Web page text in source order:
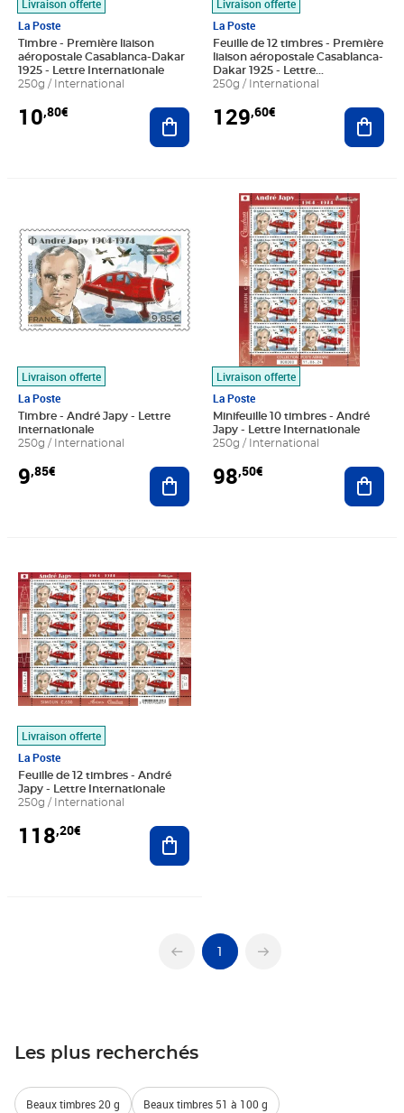
Livraison offerte
La Poste
Timbre - Première liaison
aéropostale Casablanca-Dakar
1925 - Lettre Internationale
250g / International
10,80€ Ajouter au panier
Livraison offerte
La Poste
Feuille de 12 timbres - Première
liaison aéropostale Casablanca-
Dakar 1925 - Lettre
Internationale
250g / International
129,60€
Livraison offerte
La Poste
Timbre - André Japy - Lettre
internationale
250g / International
9,85€ Ajouter au panier
Livraison offerte
La Poste
Minifeuille 10 timbres - André
Japy - Lettre Internationale
250g / International
98,50€
Prix 98,50€
Livraison offerte
La Poste
Feuille de 12 timbres - André
Japy - Lettre Internationale
250g / International
118,20€ Ajouter au panier
1
Les plus recherchés
Beaux timbres 20 g Beaux timbres 51 à 100 g